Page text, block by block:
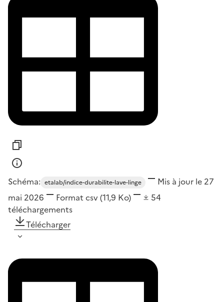
Schéma: etalab/indice-durabilite-lave-linge
Mis à jour le 27
mai 2026
Format csv(11,9 Ko)
54
téléchargements
Télécharger